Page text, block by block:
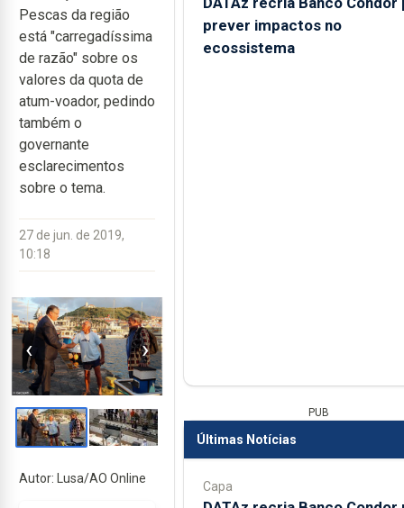
Pescas da região
está "carregadíssima
de razão" sobre os
valores da quota de
atum-voador, pedindo
também o
governante
esclarecimentos
sobre o tema.
27 de jun. de 2019,
10:18
‹ ›
Autor: Lusa/AO Online
prever impactos no
ecossistema
PUB
Últimas Notícias
Capa